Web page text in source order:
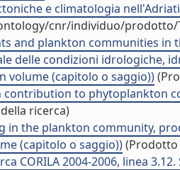
e climatologia
cnr/individuo/prodotto/
and plankton communities in
delle condizioni idrologiche,
volume (capitolo o saggio))
to phytoplankton
ricerca)
in the plankton community,
(capitolo o saggio))(Prodotto
CORILA 2004-2006, linea